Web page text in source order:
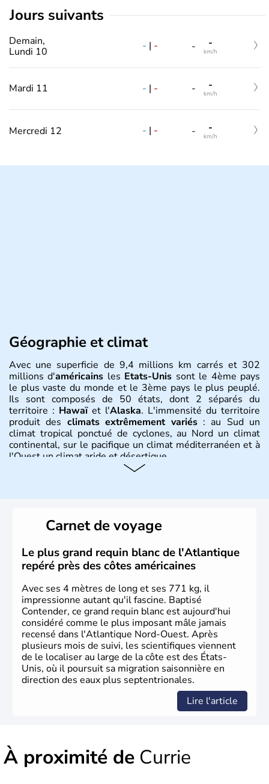
jours suivants
Demain,
Lundi 10
- | - - -
km/h
Mardi 11 - | - - -
km/h
Mercredi 12 - | - - -
km/h
Géographie et climat
Avec une superficie de 9,4 millions km carrés et 302
millions d'américains les Etats-Unis sont le 4ème pays
le plus vaste du monde et le 3ème pays le plus peuplé.
Ils sont composés de 50 états, dont 2 séparés du
territoire : Hawaïet l'Alaska. L'immensité du territoire
produit des climats extrêmement variés: au Sud un
climat tropical ponctué de cyclones, au Nord un climat
continental, sur le pacifique un climat méditerranéen et à
l'Ouest un climat aride et désertique.
Plusieurs populations se sont succédées avant l'arrivée
des européens, suite à la découverte du continent par
Christophe Colomb en 1492. Les 13 colonies
britanniques proclament la Déclaration d'indépendance
en 1776 et adoptent leur première constitution en 1787.
La conquête de l'Ouest marque ensuite l'entrée dans une
phase de développement intense.
Carnet de voyage
Le plus grand requin blanc de l'Atlantique
repéré près des côtes américaines
Avec ses 4 mètres de long et ses 771 kg, il
impressionne autant qu'il fascine. Baptisé
Contender, ce grand requin blanc est aujourd'hui
considéré comme le plus imposant mâle jamais
recensé dans l'Atlantique Nord-Ouest. Après
plusieurs mois de suivi, les scientifiques viennent
de le localiser au large de la côte est des États-
Unis, où il poursuit sa migration saisonnière en
direction des eaux plus septentrionales.
Lire l'article
À proximité de Currie